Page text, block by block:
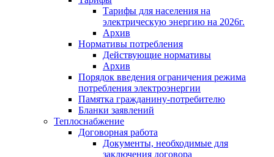
Тарифы для населения на
электрическую энергию на 2026г.
Архив
Нормативы потребления
Действующие нормативы
Архив
Порядок введения ограничения режима
потребления электроэнергии
Памятка гражданину-потребителю
Бланки заявлений
Теплоснабжение
Договорная работа
Документы, необходимые для
заключения договора